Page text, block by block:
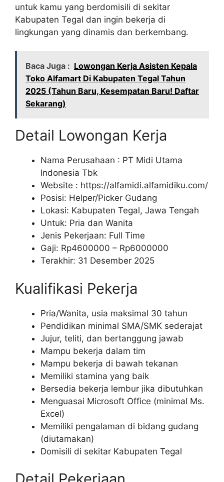
untuk kamu yang berdomisili di sekitar
Kabupaten Tegal dan ingin bekerja di
lingkungan yang dinamis dan berkembang.
Baca Juga : Lowongan Kerja Asisten Kepala
Toko Alfamart Di Kabupaten Tegal Tahun
2025 (Tahun Baru, Kesempatan Baru! Daftar
Sekarang)
Detail Lowongan Kerja
Nama Perusahaan : PT Midi Utama
Indonesia Tbk
Website : https://alfamidi.alfamidiku.com/
Posisi: Helper/Picker Gudang
Lokasi: Kabupaten Tegal, Jawa Tengah
Untuk: Pria dan Wanita
Jenis Pekerjaan: Full Time
Gaji: Rp4600000 – Rp6000000
Terakhir: 31 Desember 2025
Kualifikasi Pekerja
Pria/Wanita, usia maksimal 30 tahun
Pendidikan minimal SMA/SMK sederajat
Jujur, teliti, dan bertanggung jawab
Mampu bekerja dalam tim
Mampu bekerja di bawah tekanan
Memiliki stamina yang baik
Bersedia bekerja lembur jika dibutuhkan
Menguasai Microsoft Office (minimal Ms.
Excel)
Memiliki pengalaman di bidang gudang
(diutamakan)
Domisili di sekitar Kabupaten Tegal